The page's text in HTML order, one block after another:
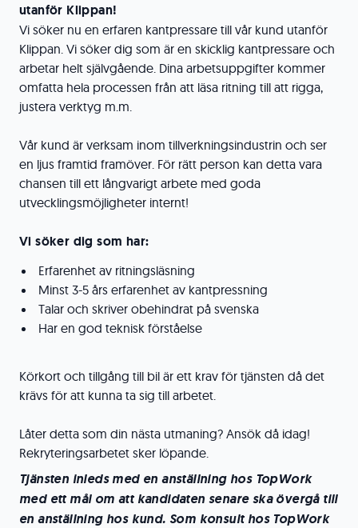
utanför Klippan!
Vi söker nu en erfaren kantpressare till vår kund utanför
Klippan. Vi söker dig som är en skicklig kantpressare och
arbetar helt självgående. Dina arbetsuppgifter kommer
omfatta hela processen från att läsa ritning till att rigga,
justera verktyg m.m.
Vår kund är verksam inom tillverkningsindustrin och ser
en ljus framtid framöver. För rätt person kan detta vara
chansen till ett långvarigt arbete med goda
utvecklingsmöjligheter internt!
Vi söker dig som har:
Erfarenhet av ritningsläsning
Minst 3-5 års erfarenhet av kantpressning
Talar och skriver obehindrat på svenska
Har en god teknisk förståelse
Körkort och tillgång till bil är ett krav för tjänsten då det
krävs för att kunna ta sig till arbetet.
Låter detta som din nästa utmaning? Ansök då idag!
Rekryteringsarbetet sker löpande.
Tjänsten inleds med en anställning hos TopWork
med ett mål om att kandidaten senare ska övergå till
en anställning hos kund. Som konsult hos TopWork